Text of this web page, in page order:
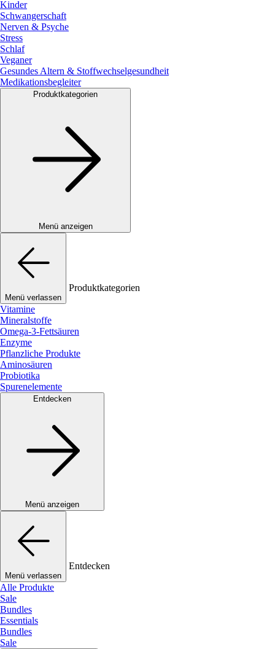
Kinder
Schwangerschaft
Nerven & Psyche
Stress
Schlaf
Veganer
Gesundes Altern & Stoffwechselgesundheit
Medikationsbegleiter
Produktkategorien
Menü anzeigen
Menü verlassen
Produktkategorien
Vitamine
Mineralstoffe
Omega-3-Fettsäuren
Enzyme
Pflanzliche Produkte
Aminosäuren
Probiotika
Spurenelemente
Entdecken
Menü anzeigen
Menü verlassen
Entdecken
Alle Produkte
Sale
Bundles
Essentials
Bundles
Sale